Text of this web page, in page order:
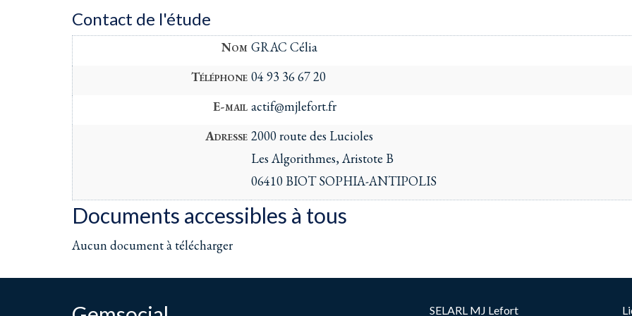
Contact de l'étude
Nom GRAC Célia
Téléphone 04 93 36 67 20
E-mail actif@mjlefort.fr
Adresse 2000 route des Lucioles
Les Algorithmes, Aristote B
06410 BIOT SOPHIA-ANTIPOLIS
Documents accessibles à tous
Aucun document à télécharger
SELARL MJ Lefort